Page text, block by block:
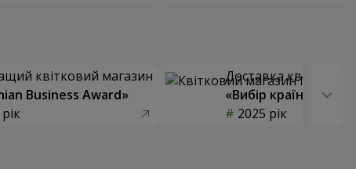
квітковий магазин
Business Award»
Доставка квітів
«Вибір країни»
2025 рік